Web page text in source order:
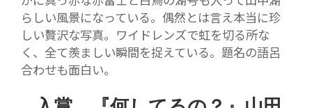
らしい風景になっている。偶然とは言え本当に珍
しい贅沢な写真。ワイドレンズで虹を切る所な
く、全て羨ましい瞬間を捉えている。題名の語呂
合わせも面白い。